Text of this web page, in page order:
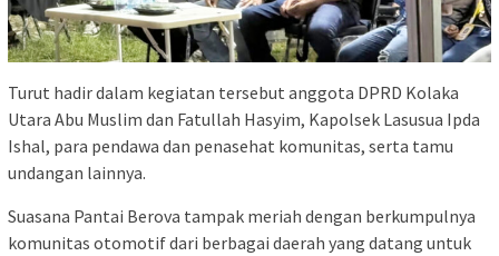
Turut hadir dalam kegiatan tersebut anggota DPRD Kolaka
Utara Abu Muslim dan Fatullah Hasyim, Kapolsek Lasusua Ipda
Ishal, para pendawa dan penasehat komunitas, serta tamu
undangan lainnya.
Suasana Pantai Berova tampak meriah dengan berkumpulnya
komunitas otomotif dari berbagai daerah yang datang untuk